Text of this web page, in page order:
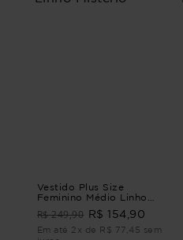
Vestido Plus Size
Feminino Médio Linho
R$ 249,90 R$ 154,90
Em até 2x de R$ 77,45 sem